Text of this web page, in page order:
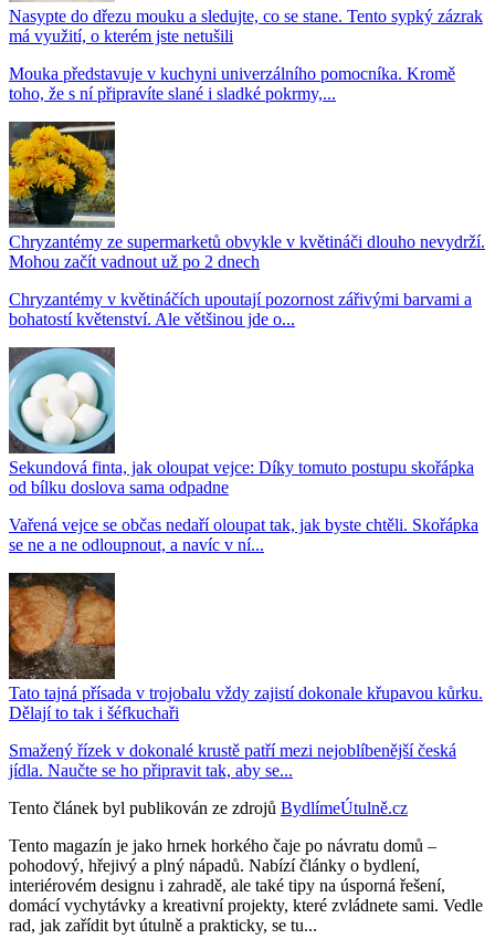
Nasypte do dřezu mouku a sledujte, co se stane. Tento sypký zázrak
má využití, o kterém jste netušili
Mouka představuje v kuchyni univerzálního pomocníka. Kromě
toho, že s ní připravíte slané i sladké pokrmy,...
Chryzantémy ze supermarketů obvykle v květináči dlouho nevydrží.
Mohou začít vadnout už po 2 dnech
Chryzantémy v květináčích upoutají pozornost zářivými barvami a
bohatostí květenství. Ale většinou jde o...
Sekundová finta, jak oloupat vejce: Díky tomuto postupu skořápka
od bílku doslova sama odpadne
Vařená vejce se občas nedaří oloupat tak, jak byste chtěli. Skořápka
se ne a ne odloupnout, a navíc v ní...
Tato tajná přísada v trojobalu vždy zajistí dokonale křupavou kůrku.
Dělají to tak i šéfkuchaři
Smažený řízek v dokonalé krustě patří mezi nejoblíbenější česká
jídla. Naučte se ho připravit tak, aby se...
Tento článek byl publikován ze zdrojů BydlímeÚtulně.cz
Tento magazín je jako hrnek horkého čaje po návratu domů –
pohodový, hřejivý a plný nápadů. Nabízí články o bydlení,
interiérovém designu i zahradě, ale také tipy na úsporná řešení,
domácí vychytávky a kreativní projekty, které zvládnete sami. Vedle
rad, jak zařídit byt útulně a prakticky, se tu...